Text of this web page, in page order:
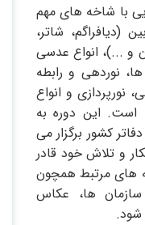
با شاخه های مهم
(دیافراگم، شاتر،
و ...)، انواع عدسی
نوردهی و رابطه
نورپردازی و انواع
است. این دوره به
کشور برگزار می
و تلاش خود قادر
های مرتبط همچون
ها، عکاس
شود.